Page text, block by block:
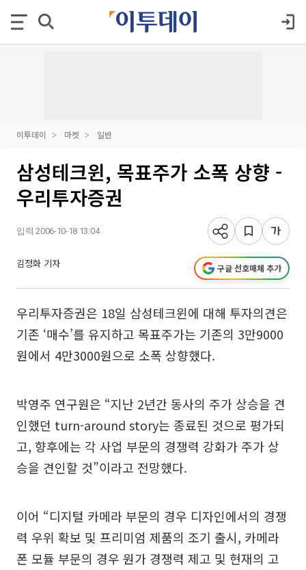
이투데이 마켓 일반
삼성테크윈, 목표주가 소폭 상향 -
우리투자증권
입력 2006-10-18 13:04
김정화 기자 구글 선호매체 추가
우리투자증권은 18일 삼성테크윈에 대해 투자의견은
기존 ‘매수’를 유지하고 목표주가는 기존의 3만9000
원에서 4만3000원으로 소폭 상향했다.
박영주 연구원은 “지난 2년간 동사의 주가 상승을 견
인했던 turn-around story는 종료된 것으로 평가되
고, 향후에는 각 사업 부문의 경쟁력 강화가 주가 상
승을 견인할 것”이라고 전망했다.
이어 “디지털 카메라 부문의 경우 디자인에서의 경쟁
력 우위 확보 및 프리미엄 제품의 조기 출시, 카메라
폰 모듈 부문의 경우 원가 경쟁력 제고 및 현재의 고